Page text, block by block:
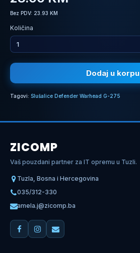
Bez PDV: 23.93 KM
Količina
Dodaj u korpu
Tagovi: Slušalice Defender Warhead G-275
ZICOMP
Vaš pouzdani partner za IT opremu u Tuzli.
Tuzla, Bosna i Hercegovina
035/312-330
amela.j@zicomp.ba